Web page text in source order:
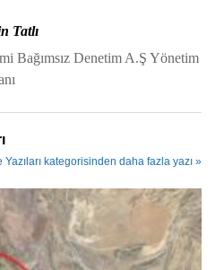
Tatlı
Bağımsız Denetim A.Ş Yönetim
Yazıları kategorisinden daha fazla yazı »